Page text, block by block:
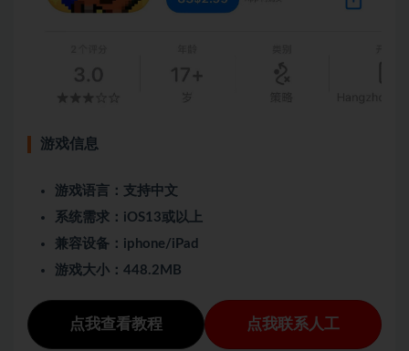
游戏信息
游戏语言：支持中文
系统需求：iOS13或以上
兼容设备：iphone/iPad
游戏大小：448.2MB
点我查看教程 点我联系人工